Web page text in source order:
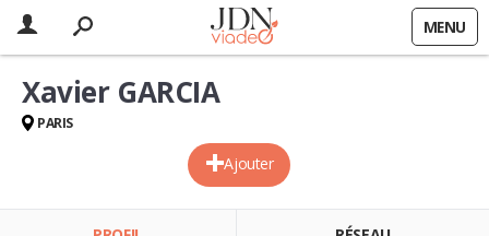
MENU
Ajouter
Xavier GARCIA
PARIS